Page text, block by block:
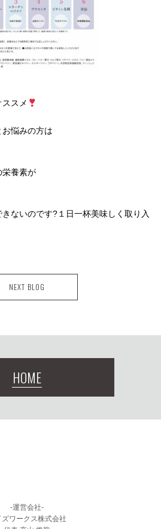
スメ
悩みの方は
栄養素が
ないのです?１日一杯美味しく取り入
NEXT BLOG
HOME
-運営会社-
ズワークス株式会社